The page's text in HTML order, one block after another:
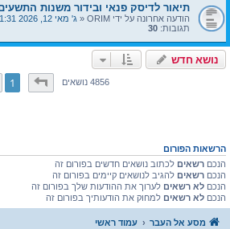
תיאור לדיסק פנאי ובידור משנות התשעים
הודעה אחרונה על ידי ORIM
«ג' מאי 12, 2026 11:31 pm
תגובות: 30
נושא חדש
4856 נושאיםדף1מתוך 324
1
הרשאות הפורום
הנכם רשאיםלכתוב נושאים חדשים בפורום זה
הנכם רשאיםלהגיב לנושאים קיימים בפורום זה
הנכם לא רשאיםלערוך את ההודעות שלך בפורום זה
הנכם לא רשאיםלמחוק את הודעותיך בפורום זה
מסע אל העבר עמוד ראשי